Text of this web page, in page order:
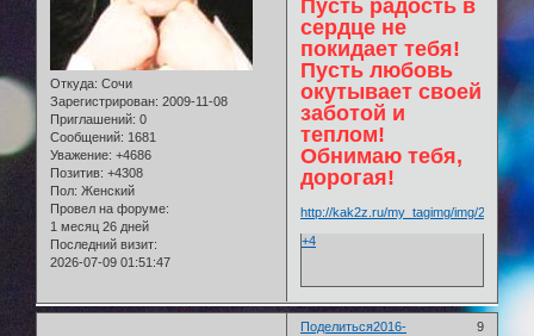
Откуда: Сочи
Зарегистрирован: 2009-11-08
Приглашений: 0
Сообщений: 1681
Уважение: +4686
Позитив: +4308
Пол: Женский
Провел на форуме:
1 месяц 26 дней
Последний визит:
2026-07-09 01:51:47
Пусть радость в
сердце не
покидает тебя!
Пусть любовь
окутывает своей
заботой и
теплом!
Обнимаю тебя,
дорогая!
http://kak2z.ru/my_tagimg/img/2015/05/
+4
Поделиться 9
2016-